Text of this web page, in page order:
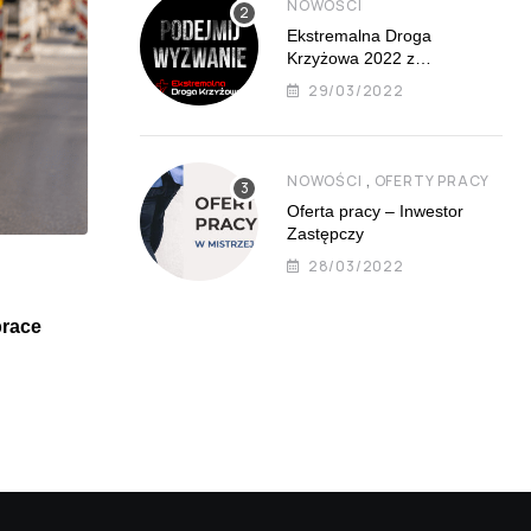
NOWOŚCI
NOWOŚCI
Ekstremalna Droga
Krzyżowa 2022 z
Mistrzejowic już 8 kwietnia
29/03/2022
NOWOŚCI , OFERTY PRACY
Oferta pracy – Inwestor
Zastępczy
28/03/2022